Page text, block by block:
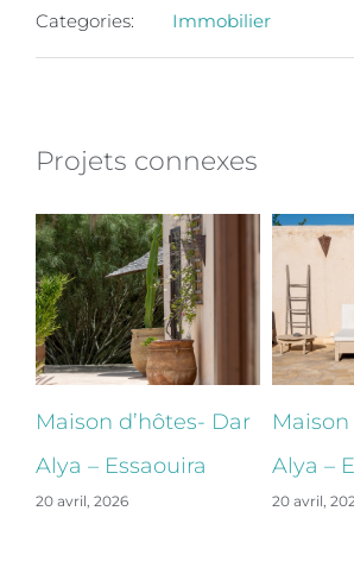
Categories: Immobilier
Projets connexes
Maison d’hôtes- Dar
Alya – Essaouira
20 avril, 2026
Alya –
20 avril,